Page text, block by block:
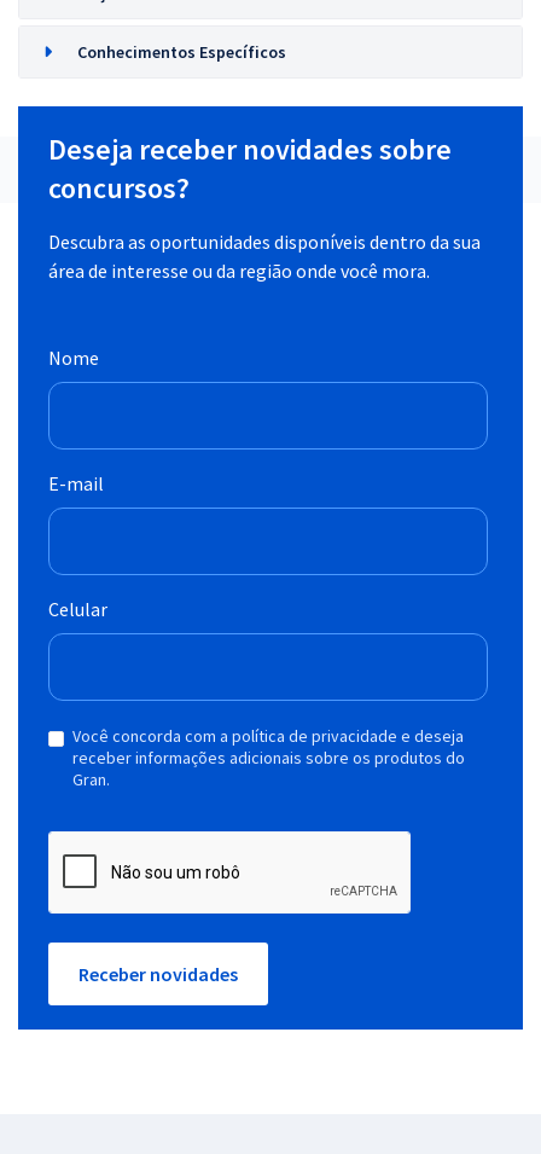
Conhecimentos Específicos
Deseja receber novidades sobre
concursos?
Descubra as oportunidades disponíveis dentro da sua
área de interesse ou da região onde você mora.
Nome
E-mail
Celular
Você concorda com a política de privacidade e deseja
receber informações adicionais sobre os produtos do
Gran.
Receber novidades